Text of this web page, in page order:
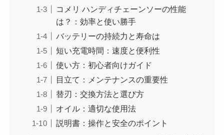
コメリ ハンディチェーンソーの性能
は？：効率と使い勝手
バッテリーの持続力と寿命は
短い充電時間：速度と便利性
使い方：初心者向けガイド
目立て：メンテナンスの重要性
替刃：交換方法と選び方
オイル：適切な使用法
説明書：操作と安全のポイント